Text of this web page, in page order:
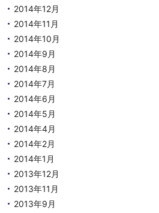
2014年12月
2014年11月
2014年10月
2014年9月
2014年8月
2014年7月
2014年6月
2014年5月
2014年4月
2014年2月
2014年1月
2013年12月
2013年11月
2013年9月